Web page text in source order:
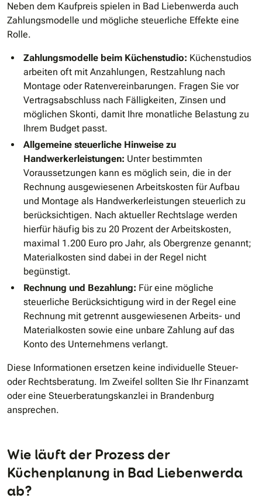
Neben dem Kaufpreis spielen in Bad Liebenwerda auch
Zahlungsmodelle und mögliche steuerliche Effekte eine
Rolle.
Zahlungsmodelle beim Küchenstudio: Küchenstudios
arbeiten oft mit Anzahlungen, Restzahlung nach
Montage oder Ratenvereinbarungen. Fragen Sie vor
Vertragsabschluss nach Fälligkeiten, Zinsen und
möglichen Skonti, damit Ihre monatliche Belastung zu
Ihrem Budget passt.
Allgemeine steuerliche Hinweise zu
Handwerkerleistungen: Unter bestimmten
Voraussetzungen kann es möglich sein, die in der
Rechnung ausgewiesenen Arbeitskosten für Aufbau
und Montage als Handwerkerleistungen steuerlich zu
berücksichtigen. Nach aktueller Rechtslage werden
hierfür häufig bis zu 20 Prozent der Arbeitskosten,
maximal 1.200 Euro pro Jahr, als Obergrenze genannt;
Materialkosten sind dabei in der Regel nicht
begünstigt.
Rechnung und Bezahlung: Für eine mögliche
steuerliche Berücksichtigung wird in der Regel eine
Rechnung mit getrennt ausgewiesenen Arbeits- und
Materialkosten sowie eine unbare Zahlung auf das
Konto des Unternehmens verlangt.
Diese Informationen ersetzen keine individuelle Steuer-
oder Rechtsberatung. Im Zweifel sollten Sie Ihr Finanzamt
oder eine Steuerberatungskanzlei in Brandenburg
ansprechen.
Wie läuft der Prozess der
Küchenplanung in Bad Liebenwerda
ab?